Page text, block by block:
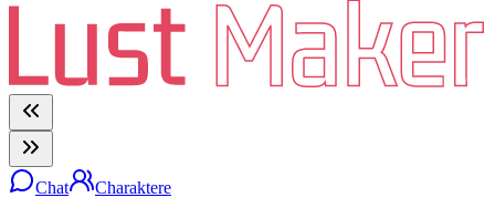
Chat
Charaktere